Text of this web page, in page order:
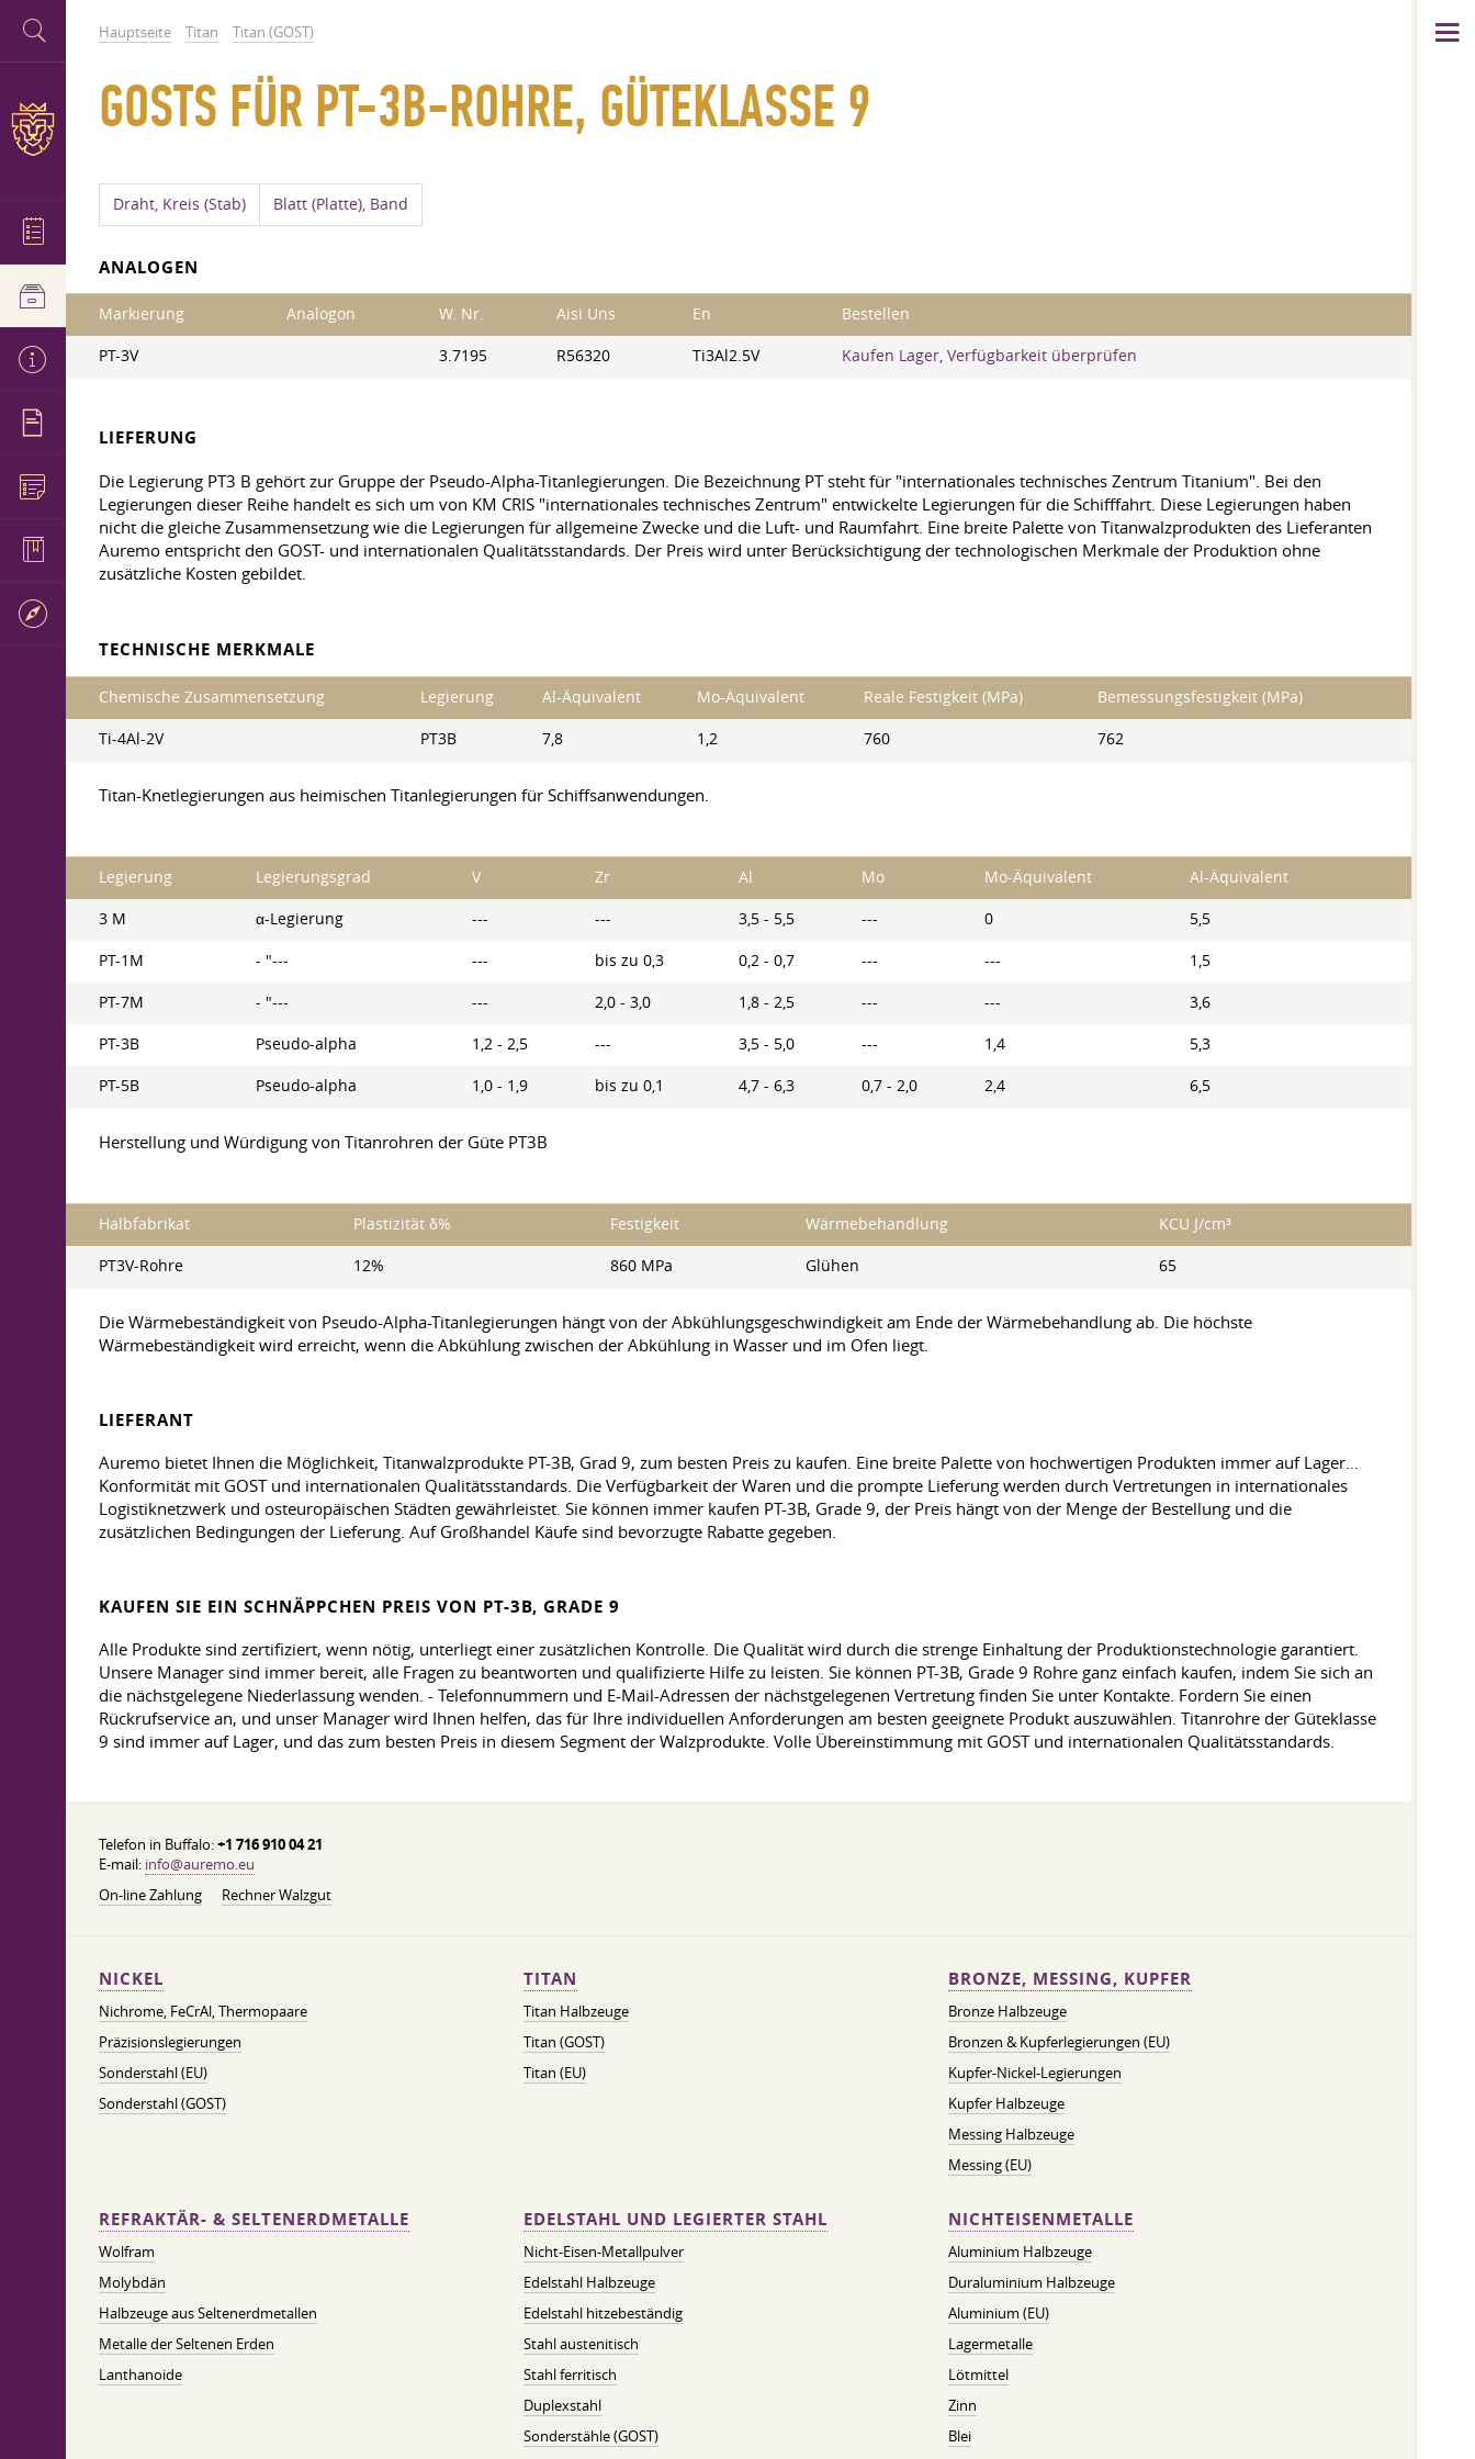
Hauptseite Titan Titan (GOST)
GOSTS FÜR PT-3B-ROHRE, GÜTEKLASSE 9
Draht, Kreis (Stab) Blatt (Platte), Band
ANALOGEN
Markierung Analogon W. Nr. Aisi Uns En Bestellen
PT-3V 3.7195 R56320 Ti3Al2.5V Kaufen Lager, Verfügbarkeit überprüfen
LIEFERUNG
Die Legierung PT3 B gehört zur Gruppe der Pseudo-Alpha-Titanlegierungen. Die Bezeichnung PTsteht für "internationales technisches Zentrum Titanium". Bei den
Legierungen dieser Reihe handelt es sich um von KM CRIS "internationales technisches Zentrum" entwickelte Legierungen für die Schifffahrt. Diese Legierungen haben
nicht die gleiche Zusammensetzung wie die Legierungen für allgemeine Zwecke und die Luft- und Raumfahrt. Eine breite Palette von Titanwalzprodukten des Lieferanten
Auremo entspricht den GOST- und internationalen Qualitätsstandards. Der Preis wird unter Berücksichtigung der technologischen Merkmale der Produktion ohne
zusätzliche Kosten gebildet.
TECHNISCHE MERKMALE
Chemische Zusammensetzung Legierung Al-Äquivalent Mo-Äquivalent Reale Festigkeit (MPa) Bemessungsfestigkeit (MPa)
Ti-4Al-2V PT3B 7,8 1,2 760 762
Titan-Knetlegierungen aus heimischen Titanlegierungen für Schiffsanwendungen.
Legierung Legierungsgrad V Zr Al Mo Mo-Äquivalent Al-Äquivalent
3 М α-Legierung --- --- 3,5 - 5,5 --- 0 5,5
PT-1M - "--- --- bis zu 0,3 0,2 - 0,7 --- --- 1,5
PT-7M - "--- --- 2,0 - 3,0 1,8 - 2,5 --- --- 3,6
PT-3B Pseudo-alpha 1,2 - 2,5 --- 3,5 - 5,0 --- 1,4 5,3
PT-5B Pseudo-alpha 1,0 - 1,9 bis zu 0,1 4,7 - 6,3 0,7 - 2,0 2,4 6,5
Herstellung und Würdigung von Titanrohren der Güte PT3B
Halbfabrikat Plastizität δ% Festigkeit Wärmebehandlung KCU J/cm³
PT3V-Rohre 12% 860 MPa Glühen 65
Die Wärmebeständigkeit von Pseudo-Alpha-Titanlegierungen hängt von der Abkühlungsgeschwindigkeit am Ende der Wärmebehandlung ab. Die höchste
Wärmebeständigkeit wird erreicht, wenn die Abkühlung zwischen der Abkühlung in Wasser und im Ofen liegt.
LIEFERANT
Auremo bietet Ihnen die Möglichkeit, Titanwalzprodukte PT-3B, Grad 9, zum besten Preis zu kaufen. Eine breite Palette von hochwertigen Produkten immer auf Lager...
Konformität mit GOST und internationalen Qualitätsstandards. Die Verfügbarkeit der Waren und die prompte Lieferung werden durch Vertretungen in internationales
Logistiknetzwerk und osteuropäischen Städten gewährleistet. Sie können immer kaufen PT-3B, Grade 9, der Preis hängt von der Menge der Bestellung und die
zusätzlichen Bedingungen der Lieferung. Auf Großhandel Käufe sind bevorzugte Rabatte gegeben.
KAUFEN SIE EIN SCHNÄPPCHEN PREIS VON PT-3B, GRADE 9
Alle Produkte sind zertifiziert, wenn nötig, unterliegt einer zusätzlichen Kontrolle. Die Qualität wird durch die strenge Einhaltung der Produktionstechnologie garantiert.
Unsere Manager sind immer bereit, alle Fragen zu beantworten und qualifizierte Hilfe zu leisten. Sie können PT-3B, Grade 9 Rohre ganz einfach kaufen, indem Sie sich an
die nächstgelegene Niederlassung wenden. - Telefonnummern und E-Mail-Adressen der nächstgelegenen Vertretung finden Sie unter Kontakte. Fordern Sie einen
Rückrufservice an, und unser Manager wird Ihnen helfen, das für Ihre individuellen Anforderungen am besten geeignete Produkt auszuwählen. Titanrohre der Güteklasse
9 sind immer auf Lager, und das zum besten Preis in diesem Segment der Walzprodukte. Volle Übereinstimmung mit GOST und internationalen Qualitätsstandards.
Telefon in Buffalo:+1 716 910 04 21
E-mail: info@auremo.eu
On-line Zahlung
Rechner Walzgut
NICKEL
Nichrome, FeСrAl, ​​Thermopaare
Präzisionslegierungen
Sonderstahl (EU)
Sonderstahl (GOST)
TITAN
Titan Halbzeuge
Titan (GOST)
Titan (EU)
BRONZE, MESSING, KUPFER
Bronze Halbzeuge
Bronzen & Kupferlegierungen (EU)
Kupfer-Nickel-Legierungen
Kupfer Halbzeuge
Messing Halbzeuge
Messing (EU)
REFRAKTÄR- & SELTENERDMETALLE
Wolfram
Molybdän
Halbzeuge aus Seltenerdmetallen
Metalle der Seltenen Erden
Lanthanoide
EDELSTAHL UND LEGIERTER STAHL
Nicht-Eisen-Metallpulver
Edelstahl Halbzeuge
Edelstahl hitzebeständig
Stahl austenitisch
Stahl ferritisch
Duplexstahl
Sonderstähle (GOST)
NICHTEISENMETALLE
Aluminium Halbzeuge
Duraluminium Halbzeuge
Aluminium (EU)
Lagermetalle
Lötmittel
Zinn
Blei